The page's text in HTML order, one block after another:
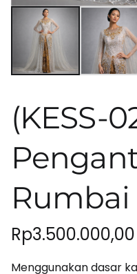
(KESS-
Rumbai
Menggunakan dasar